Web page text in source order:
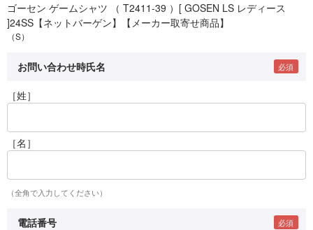
ゴーセン ゲームシャツ （ T2411-39 ）[ GOSEN LS レディース
]24SS【ネットバーゲン】【メーカー取寄せ商品】
（S）
お問い合わせ時氏名
［姓］
［名］
（全角で入力してください）
電話番号